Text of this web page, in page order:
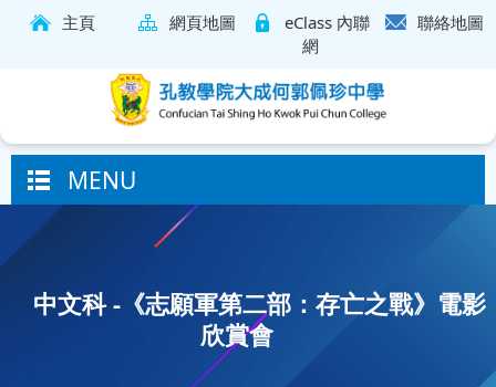
主頁 網頁地圖
eClass 內聯
網
聯絡地圖
MENU
中文科 -《志願軍第二部：存亡之戰》電影
欣賞會